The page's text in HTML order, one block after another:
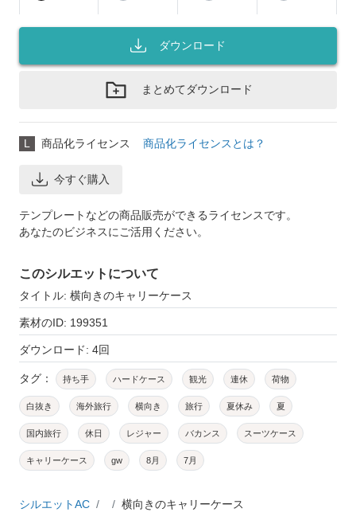
ダウンロード
まとめてダウンロード
L 商品化ライセンス 商品化ライセンスとは？
今すぐ購入
テンプレートなどの商品販売ができるライセンスです。
あなたのビジネスにご活用ください。
このシルエットについて
タイトル: 横向きのキャリーケース
素材のID: 199351
ダウンロード: 4回
タグ： 持ち手 ハードケース 観光 連休 荷物
白抜き 海外旅行 横向き 旅行 夏休み 夏
国内旅行 休日 レジャー バカンス スーツケース
キャリーケース gw 8月 7月
シルエットAC 横向きのキャリーケース